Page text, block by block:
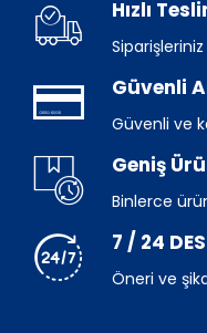
Hızlı
Güvenli
Güvenli ve
Geniş
Binlerce
7 / 24
Öneri ve